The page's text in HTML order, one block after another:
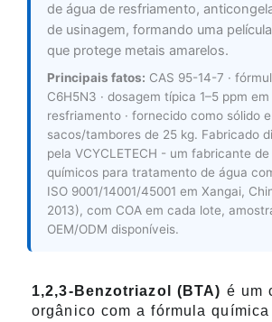
de água de resfriamento,
de usinagem, formando uma
que protege metais amarelos.
Principais fatos: CAS 95-14-7 ·
C6H5N3 · dosagem típica 1–5 ppm
resfriamento · fornecido como sólido
sacos/tambores de 25 kg. Fabricado
pela VCYCLETECH - um fabricante
químicos para tratamento de água
ISO 9001/14001/45001 em Xangai,
2013), com COA em cada lote,
OEM/ODM disponíveis.
1,2,3-Benzotriazol (BTA) é um
orgânico com a fórmula